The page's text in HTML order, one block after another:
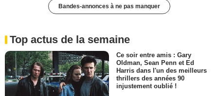
Bandes-annonces à ne pas manquer
Top actus de la semaine
Ce soir entre amis : Gary
Oldman, Sean Penn et Ed
Harris dans l'un des meilleurs
thrillers des années 90
injustement oublié !